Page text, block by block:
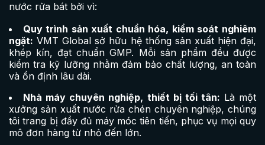
nước rửa bát bởi vì:
Quy trình sản xuất chuẩn hóa, kiểm soát nghiêm
ngặt: VMT Global sở hữu hệ thống sản xuất hiện đại,
khép kín, đạt chuẩn GMP. Mỗi sản phẩm đều được
kiểm tra kỹ lưỡng nhằm đảm bảo chất lượng, an toàn
và ổn định lâu dài.
Nhà máy chuyên nghiệp, thiết bị tối tân: Là một
xưởng sản xuất nước rửa chén chuyên nghiệp, chúng
tôi trang bị đầy đủ máy móc tiên tiến, phục vụ mọi quy
mô đơn hàng từ nhỏ đến lớn.